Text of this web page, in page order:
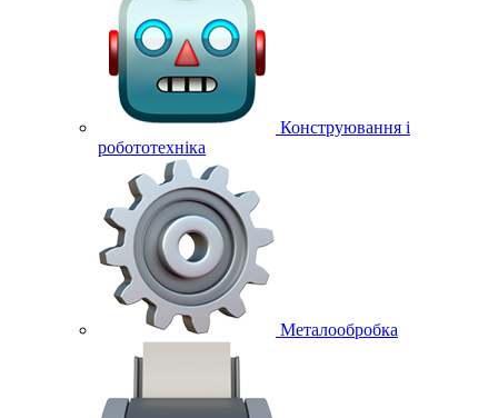
Конструювання і
робототехніка
Металообробка